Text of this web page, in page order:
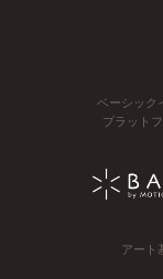
ベーシック
プラット
アート